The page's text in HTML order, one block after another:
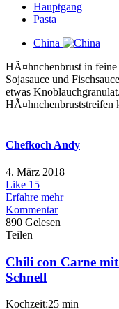
Hauptgang
Pasta
China
HÃ¤hnchenbrust in
Sojasauce und
etwas
HÃ¤hnchenbruststreifen
Chefkoch Andy
4. März 2018
Like 15
Erfahre mehr
Kommentar
890 Gelesen
Teilen
Chili con Carne
Schnell
Kochzeit:25 min